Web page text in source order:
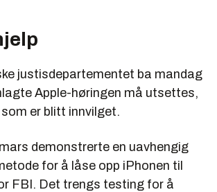
justisdepartementet ba mandag
Apple-høringen må utsettes,
er blitt innvilget.
demonstrerte en uavhengig
for å låse opp iPhonen til
FBI. Det trengs testing for å